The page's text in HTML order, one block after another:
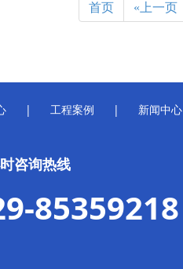
首页 «上一页
| 工程案例 | 新闻中心
咨询热线
85359218